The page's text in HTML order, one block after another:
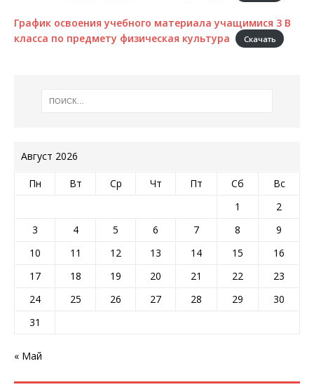
График освоения учебного материала учащимися 3 В
класса по предмету физическая культура
Скачать
Август 2026
Пн Вт Ср Чт Пт Сб
Вс
1
2
3
4 5 6 7 8
9
10
11 12 13 14 15
16
17
18 19 20 21 22
23
24
25 26 27 28 29
30
31
« Май